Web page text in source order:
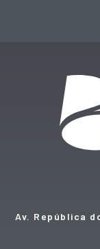
Av. República